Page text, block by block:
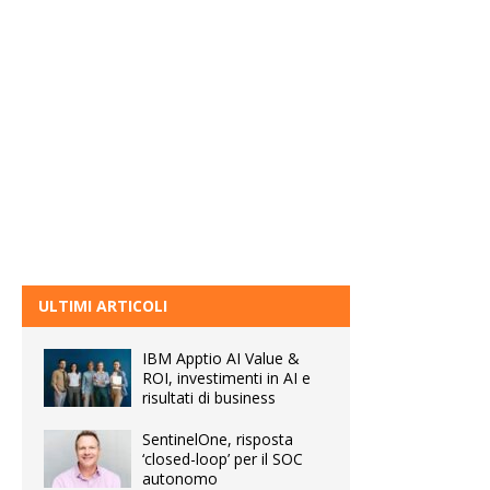
ULTIMI ARTICOLI
IBM Apptio AI Value &
ROI, investimenti in AI e
risultati di business
SentinelOne, risposta
‘closed-loop’ per il SOC
autonomo